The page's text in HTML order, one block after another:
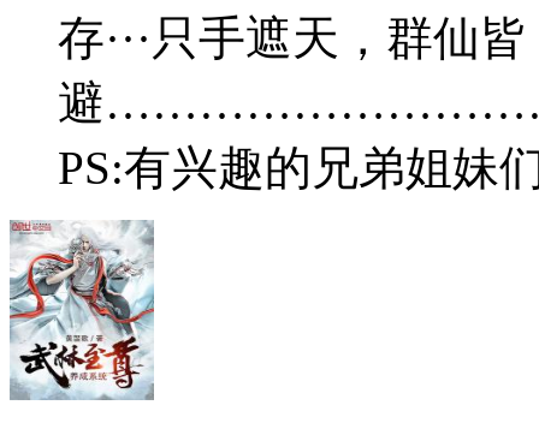
存···只手遮天，群仙皆
避
PS:有兴趣的兄弟姐妹